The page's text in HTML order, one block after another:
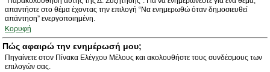
απαντήστε στο θέμα έχοντας την επιλογή “Να ενημερωθώ όταν δημοσιευθεί
απάντηση” ενεργοποιημένη.
Κορυφή
Πώς αφαιρώ την ενημέρωσή μου;
Πηγαίνετε στον Πίνακα Ελέγχου Μέλους και ακολουθήστε τους συνδέσμους των
επιλογών σας.